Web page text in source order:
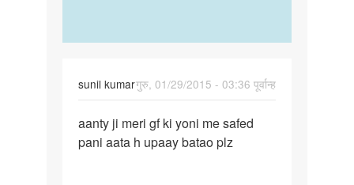
sunil kumarगुरु, 01/29/2015 - 03:36 पूर्वान्ह
aanty
ji
aanty ji meri gf ki yoni me safed
pani aata h upaay batao plz